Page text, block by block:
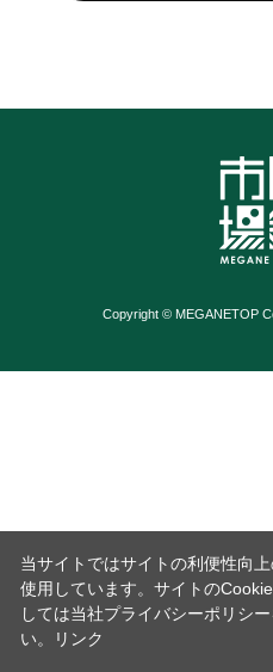
Copyright © MEGANETOP
当サイトではサイトの利便性向
使用しています。サイトの
しては当社プライバシーポリシ
い。
リンク